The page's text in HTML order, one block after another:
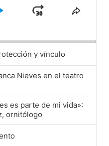
JumpShare
y vínculo
Nieves en el teatro
es parte de mi vida»:
ornitólogo